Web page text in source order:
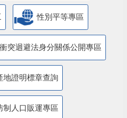
性別平等專區
突迴避法身分關係公開專區
地證明標章查詢
制人口販運專區